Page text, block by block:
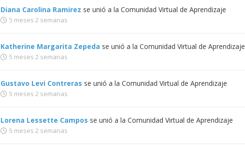
Diana Carolina Ramirez se unió a la Comunidad Virtual de Aprendizaje
5 meses 2 semanas
Katherine Margarita Zepeda se unió a la Comunidad Virtual de Aprendizaje
5 meses 2 semanas
Gustavo Levi Contreras se unió a la Comunidad Virtual de Aprendizaje
5 meses 2 semanas
Lorena Lessette Campos se unió a la Comunidad Virtual de Aprendizaje
5 meses 2 semanas